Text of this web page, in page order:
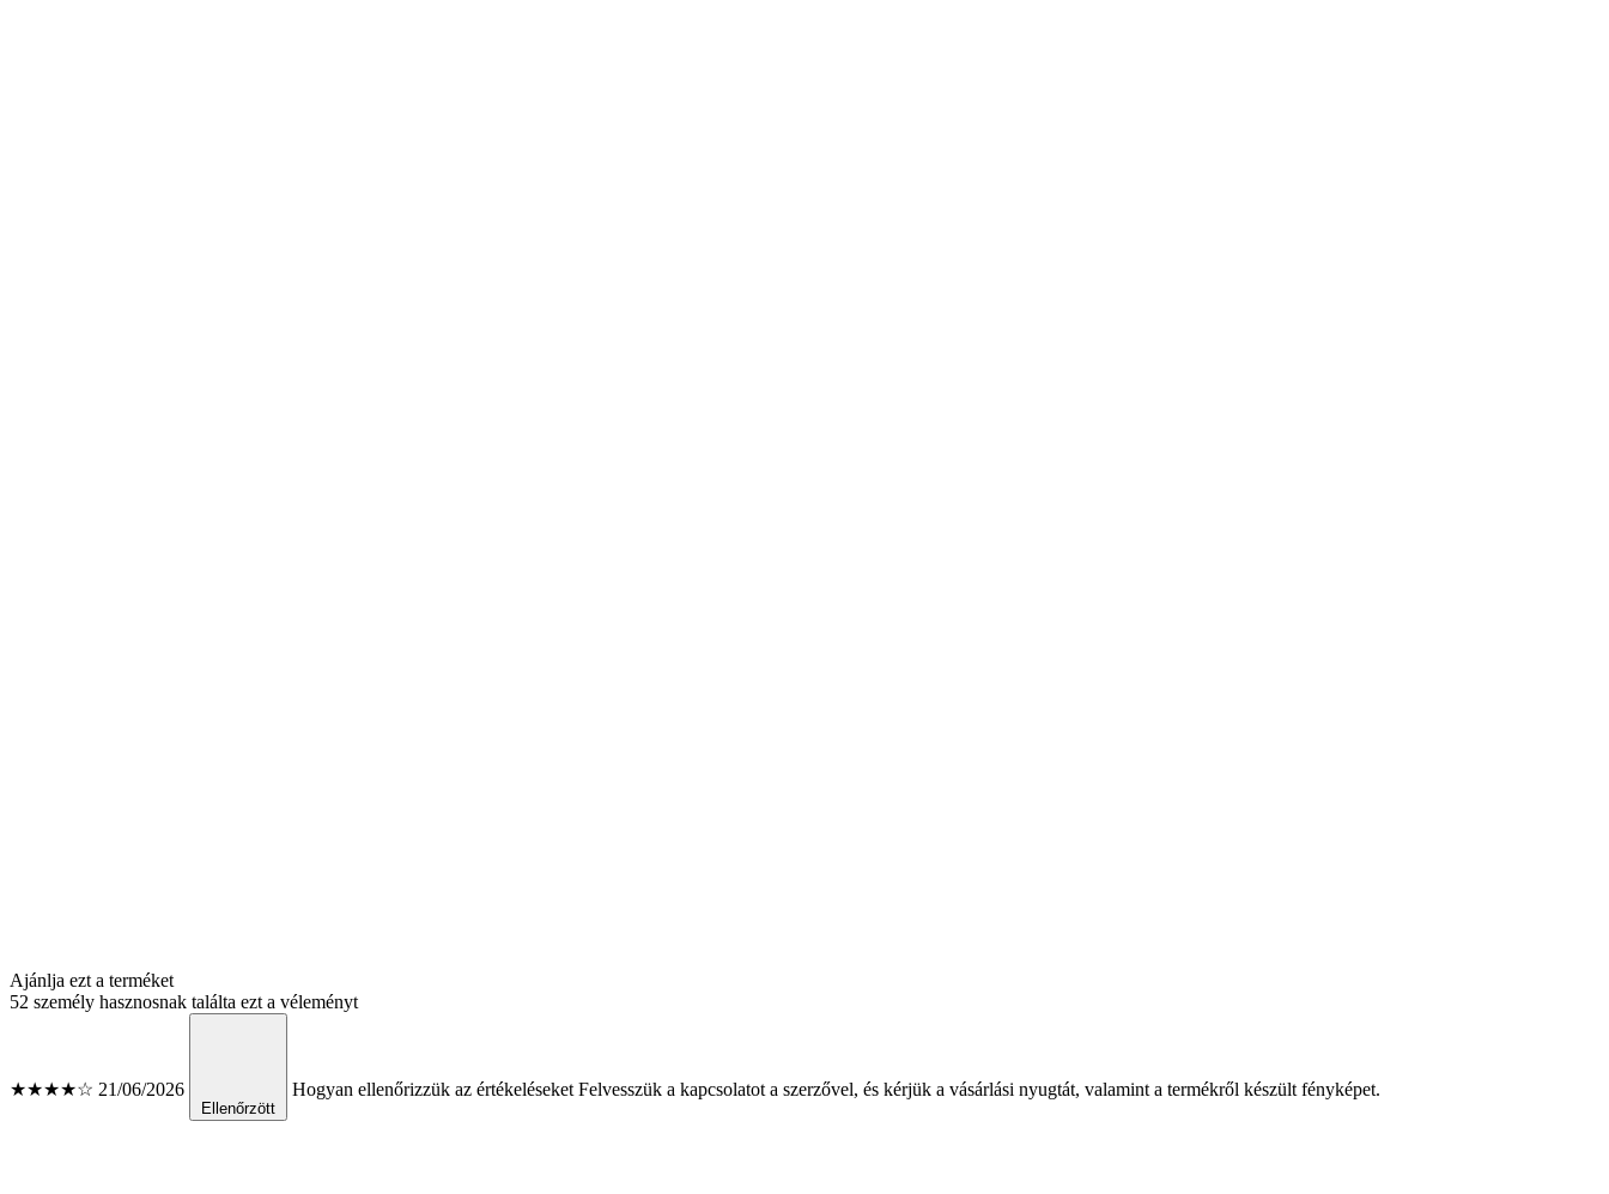
Ajánlja ezt a terméket
52 személy hasznosnak találta ezt a véleményt
★★★★☆ 21/06/2026
Ellenőrzött
Hogyan ellenőrizzük az értékeléseket Felvesszük a kapcsolatot a szerzővel, és kérjük a vásárlási nyugtát, valamint a termékről készült fényképet.